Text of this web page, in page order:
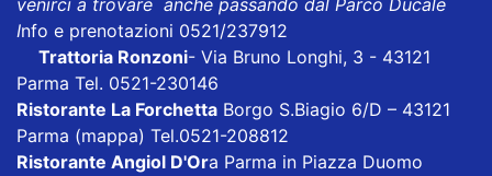
venirci a trovare anche passando dal Parco Ducale
Info e prenotazioni 0521/237912
Trattoria Ronzoni- Via Bruno Longhi, 3 - 43121
Parma Tel. 0521-230146
Ristorante La Forchetta Borgo S.Biagio 6/D – 43121
Parma (mappa) Tel.0521-208812
Ristorante Angiol D'Ora Parma in Piazza Duomo